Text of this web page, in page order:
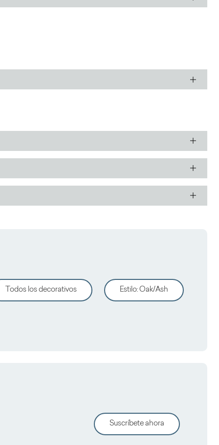
Todos los decorativos Estilo: Oak/Ash
Suscríbete ahora